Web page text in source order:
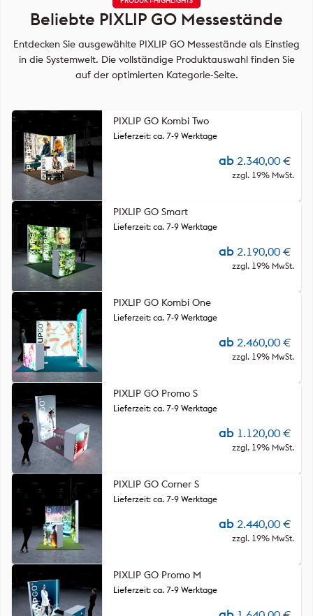
Beliebte PIXLIP GO Messestände
Entdecken Sie ausgewählte PIXLIP GO Messestände als Einstieg
in die Systemwelt. Die vollständige Produktauswahl finden Sie
auf der optimierten Kategorie-Seite.
PIXLIP GO Kombi Two
ab 2.340,00 €
zzgl. 19% MwSt.
Lieferzeit: ca. 7-9 Werktage
PIXLIP GO Smart
ab 2.190,00 €
zzgl. 19% MwSt.
Lieferzeit: ca. 7-9 Werktage
PIXLIP GO Kombi One
ab 2.460,00 €
zzgl. 19% MwSt.
Lieferzeit: ca. 7-9 Werktage
PIXLIP GO Promo S
ab 1.120,00 €
zzgl. 19% MwSt.
Lieferzeit: ca. 7-9 Werktage
PIXLIP GO Corner S
ab 2.440,00 €
zzgl. 19% MwSt.
Lieferzeit: ca. 7-9 Werktage
PIXLIP GO Promo M
Lieferzeit: ca. 7-9 Werktage